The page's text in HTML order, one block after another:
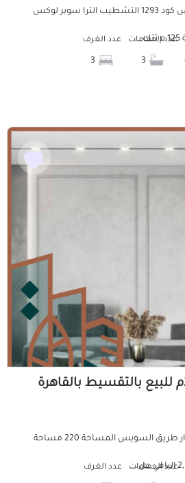
دوبلكس للبيع التجمع الخامس كود 1293 التشطيب الترا سوبر لوكس
عدد الحمامات عدد الغرف
دوبلكس سكني 220م للبيع بالتقسيط بالقاهرة
للبيع دوبلكس مع حديقة بجوار طريق السويس المساحة 220 مساحة
عدد الحمامات عدد الغرف